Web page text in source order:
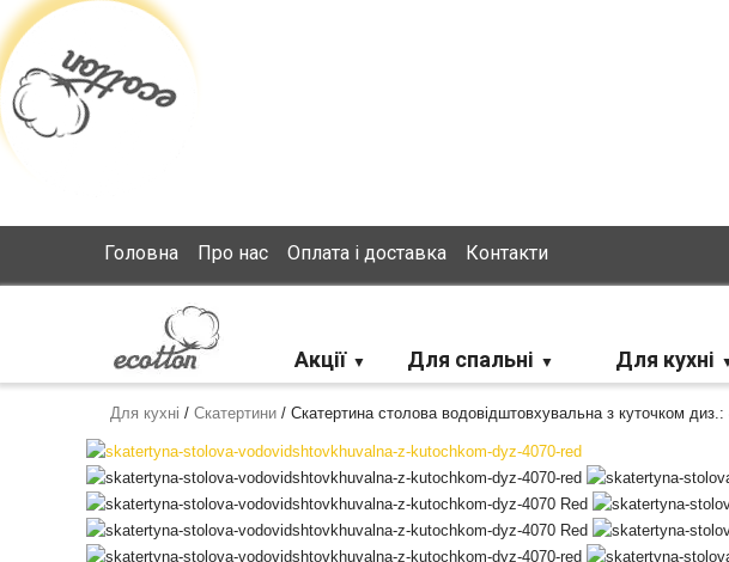
Головна Про нас Оплата і доставка Контакти
Акції Для спальні Для кухні
Для кухні / Скатертини/ Скатертина столова водовідштовхувальна з куточком диз.: